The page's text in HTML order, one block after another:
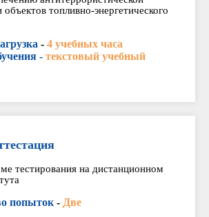
топливно-энергетического
- 4 учебных часа
- текстовый учебный
тестирования на дистанционном
попыток - Две